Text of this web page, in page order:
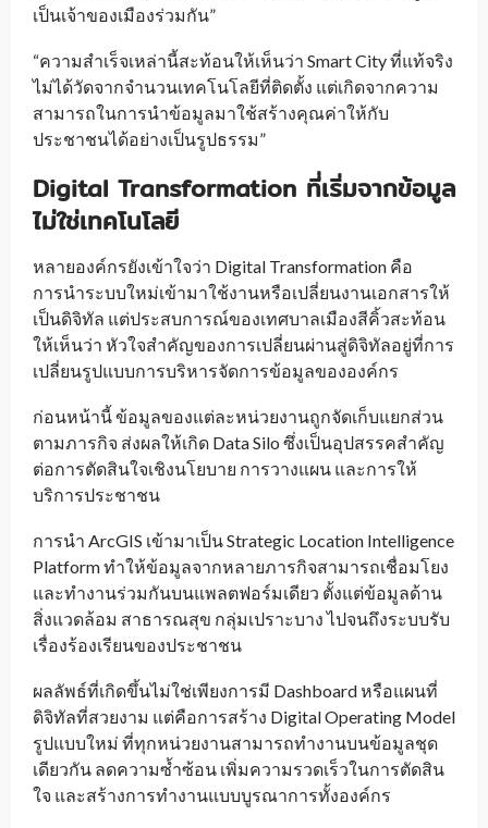
เป็นเจ้าของเมืองร่วมกัน”
“ความสำเร็จเหล่านี้สะท้อนให้เห็นว่า Smart City ที่แท้จริง
ไม่ได้วัดจากจำนวนเทคโนโลยีที่ติดตั้ง แต่เกิดจากความ
สามารถในการนำข้อมูลมาใช้สร้างคุณค่าให้กับ
ประชาชนได้อย่างเป็นรูปธรรม”
Digital Transformation ที่เริ่มจากข้อมูล
ไม่ใช่เทคโนโลยี
หลายองค์กรยังเข้าใจว่า Digital Transformation คือ
การนำระบบใหม่เข้ามาใช้งานหรือเปลี่ยนงานเอกสารให้
เป็นดิจิทัล แต่ประสบการณ์ของเทศบาลเมืองสีคิ้วสะท้อน
ให้เห็นว่า หัวใจสำคัญของการเปลี่ยนผ่านสู่ดิจิทัลอยู่ที่การ
เปลี่ยนรูปแบบการบริหารจัดการข้อมูลขององค์กร
ก่อนหน้านี้ ข้อมูลของแต่ละหน่วยงานถูกจัดเก็บแยกส่วน
ตามภารกิจ ส่งผลให้เกิด Data Silo ซึ่งเป็นอุปสรรคสำคัญ
ต่อการตัดสินใจเชิงนโยบาย การวางแผน และการให้
บริการประชาชน
การนำ ArcGIS เข้ามาเป็น Strategic Location Intelligence
Platform ทำให้ข้อมูลจากหลายภารกิจสามารถเชื่อมโยง
และทำงานร่วมกันบนแพลตฟอร์มเดียว ตั้งแต่ข้อมูลด้าน
สิ่งแวดล้อม สาธารณสุข กลุ่มเปราะบาง ไปจนถึงระบบรับ
เรื่องร้องเรียนของประชาชน
ผลลัพธ์ที่เกิดขึ้นไม่ใช่เพียงการมี Dashboard หรือแผนที่
ดิจิทัลที่สวยงาม แต่คือการสร้าง Digital Operating Model
รูปแบบใหม่ ที่ทุกหน่วยงานสามารถทำงานบนข้อมูลชุด
เดียวกัน ลดความซ้ำซ้อน เพิ่มความรวดเร็วในการตัดสิน
ใจ และสร้างการทำงานแบบบูรณาการทั้งองค์กร